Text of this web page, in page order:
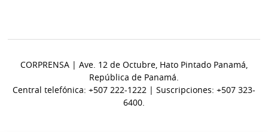
CORPRENSA | Ave. 12 de Octubre, Hato Pintado Panamá,
República de Panamá.
Central telefónica: +507 222-1222 | Suscripciones: +507 323-
6400.